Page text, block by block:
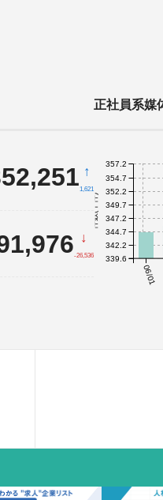
↑
1,621
↓
-26,536
正社員系媒
06/01
件数(千件)
339.6
342.2
344.7
347.2
349.7
352.2
354.7
357.2